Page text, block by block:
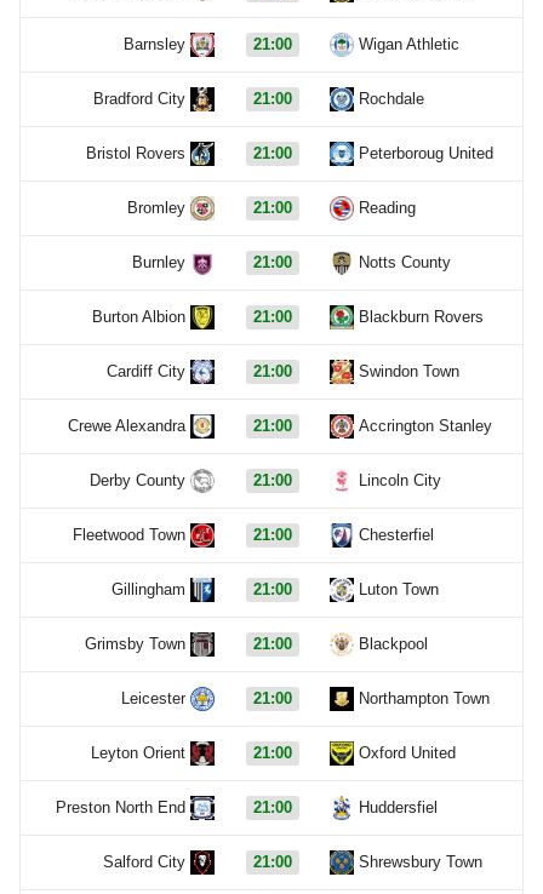
Barnsley 21:00 Wigan Athletic
Bradford City 21:00 Rochdale
Bristol Rovers 21:00 Peterboroug United
Bromley 21:00 Reading
Burnley 21:00 Notts County
Burton Albion 21:00 Blackburn Rovers
Cardiff City 21:00 Swindon Town
Crewe Alexandra 21:00 Accrington Stanley
Derby County 21:00 Lincoln City
Fleetwood Town 21:00 Chesterfiel
Gillingham 21:00 Luton Town
Grimsby Town 21:00 Blackpool
Leicester 21:00 Northampton Town
Leyton Orient 21:00 Oxford United
Preston North End 21:00 Huddersfiel
Salford City 21:00 Shrewsbury Town